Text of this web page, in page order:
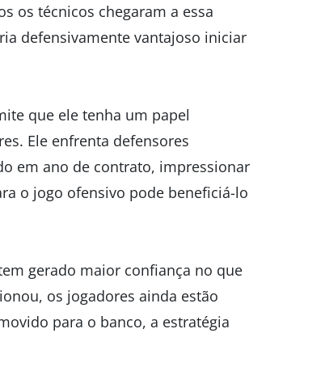
os técnicos chegaram a essa
defensivamente vantajoso iniciar
que ele tenha um papel
Ele enfrenta defensores
em ano de contrato, impressionar
o jogo ofensivo pode beneficiá-lo
gerado maior confiança no que
os jogadores ainda estão
para o banco, a estratégia